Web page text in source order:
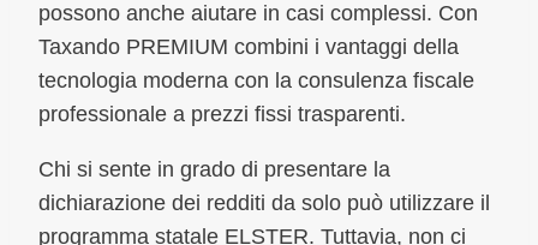
possono anche aiutare in casi complessi. Con
Taxando PREMIUM combini i vantaggi della
tecnologia moderna con la consulenza fiscale
professionale a prezzi fissi trasparenti.
Chi si sente in grado di presentare la
dichiarazione dei redditi da solo può utilizzare il
programma statale ELSTER. Tuttavia, non ci